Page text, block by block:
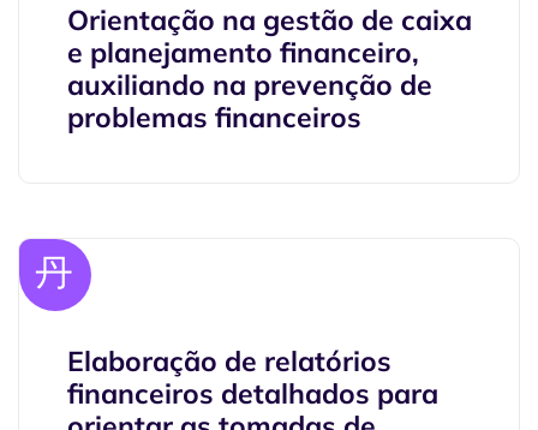
Orientação na gestão de caixa
e planejamento financeiro,
auxiliando na prevenção de
problemas financeiros
Elaboração de relatórios
financeiros detalhados para